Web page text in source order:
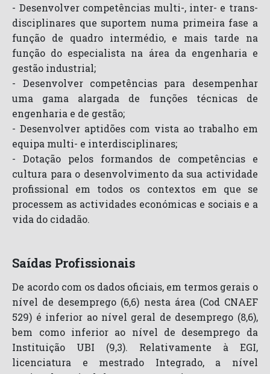
- Desenvolver competências multi-, inter- e trans-
disciplinares que suportem numa primeira fase a
função de quadro intermédio, e mais tarde na
função do especialista na área da engenharia e
gestão industrial;
- Desenvolver competências para desempenhar
uma gama alargada de funções técnicas de
engenharia e de gestão;
- Desenvolver aptidões com vista ao trabalho em
equipa multi- e interdisciplinares;
- Dotação pelos formandos de competências e
cultura para o desenvolvimento da sua actividade
profissional em todos os contextos em que se
processem as actividades económicas e sociais e a
vida do cidadão.
Saídas Profissionais
De acordo com os dados oficiais, em termos gerais o
nível de desemprego (6,6) nesta área (Cod CNAEF
529) é inferior ao nível geral de desemprego (8,6),
bem como inferior ao nível de desemprego da
Instituição UBI (9,3). Relativamente à EGI,
licenciatura e mestrado Integrado, a nível